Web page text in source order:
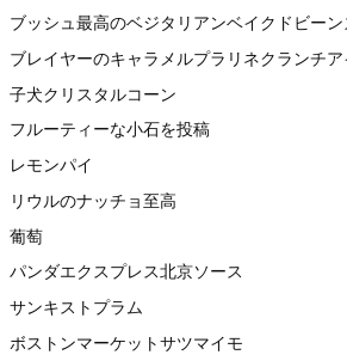
ブッシュ最高のベジタリアンベイクドビー
ブレイヤーのキャラメルプラリネクランチ
子犬クリスタルコーン
フルーティーな小石を投稿
レモンパイ
リウルのナッチョ至高
葡萄
パンダエクスプレス北京ソース
サンキストプラム
ボストンマーケットサツマイモ